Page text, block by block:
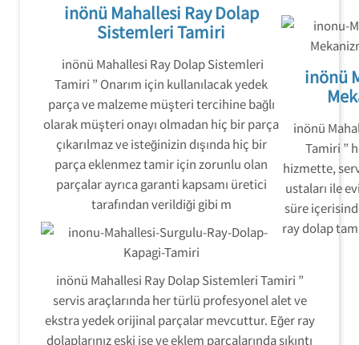
inönü Mahallesi Ray Dolap
Sistemleri Tamiri
inönü Mahallesi Ray Dolap Sistemleri
Tamiri ” Onarım için kullanılacak yedek
parça ve malzeme müşteri tercihine bağlı
olarak müşteri onayı olmadan hiç bir parça
çıkarılmaz ve isteğinizin dışında hiç bir
parça eklenmez tamir için zorunlu olan
parçalar ayrıca garanti kapsamı üretici
tarafından verildiği gibi m
inönü
inönü
Tamiri ”
hizmette,
ustaları ile
süre
ray dolap
inönü Mahallesi Ray Dolap Sistemleri Tamiri ”
servis araçlarında her türlü profesyonel alet ve
ekstra yedek orijinal parçalar mevcuttur. Eğer ray
dolaplarınız eski ise ve eklem parçalarında sıkıntı